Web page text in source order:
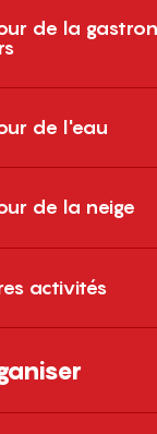
de la
de l'eau
de la neige
activités